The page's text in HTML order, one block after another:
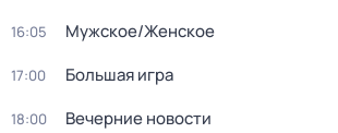
16:05 Мужское/Женское
17:00 Большая игра
18:00 Вечерние новости